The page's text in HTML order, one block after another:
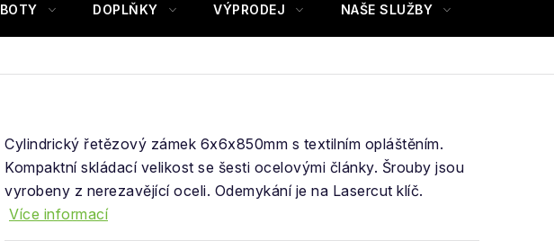
BOTY DOPLŇKY VÝPRODEJ NAŠE SLUŽBY
Cylindrický řetězový zámek 6x6x850mm s textilním opláštěním.
Kompaktní skládací velikost se šesti ocelovými články. Šrouby jsou
vyrobeny z nerezavějící oceli. Odemykání je na Lasercut klíč.
Více informací